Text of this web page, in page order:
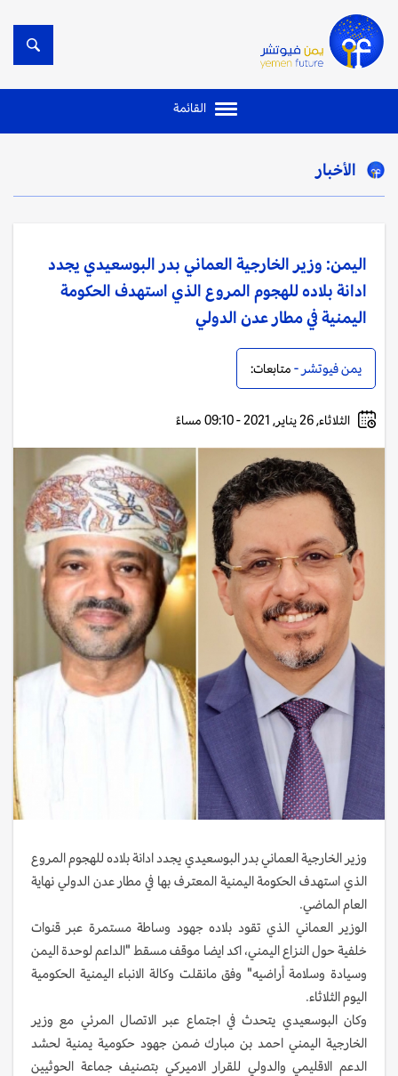
القائمة
الأخبار
اليمن: وزير الخارجية العماني بدر البوسعيدي يجدد
ادانة بلاده للهجوم المروع الذي استهدف الحكومة
اليمنية في مطار عدن الدولي
يمن فيوتشر - متابعات:
الثلاثاء, 26 يناير, 2021 - 09:10 مساءً
وزير الخارجية العماني بدر البوسعيدي يجدد ادانة بلاده للهجوم المروع
الذي استهدف الحكومة اليمنية المعترف بها في مطار عدن الدولي نهاية
العام الماضي.
الوزير العماني الذي تقود بلاده جهود وساطة مستمرة عبر قنوات
خلفية حول النزاع اليمني، اكد ايضا موقف مسقط "الداعم لوحدة اليمن
وسيادة وسلامة أراضيه" وفق مانقلت وكالة الانباء اليمنية الحكومية
اليوم الثلاثاء.
وكان البوسعيدي يتحدث في اجتماع عبر الاتصال المرئي مع وزير
الخارجية اليمني احمد بن مبارك ضمن جهود حكومية يمنية لحشد
الدعم الاقليمي والدولي للقرار الاميركي بتصنيف جماعة الحوثيين